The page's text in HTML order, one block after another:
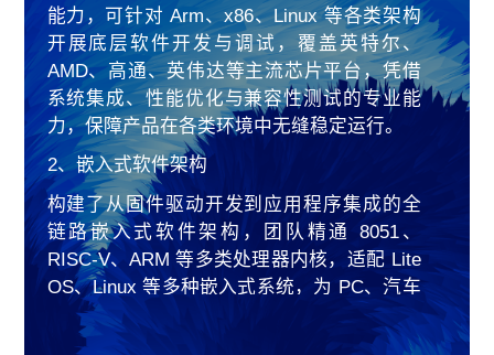
4. Sensor（传感器）
我们实现穿戴设备、音频设备等场景的传感
器高效集成，可完成血压采集、噪声抵消等
功能；通过精准电路控制与医疗级认证，兼
顾小型化与实用性，提升用户使用体验。
5. 高速互连
我们实现 112Gbps SerDes 技术量产应用，
224Gbps SerDes 方案已准备就绪，同时布局
448Gbps 技术研发；通过先进互连架构与低
损耗设计，满足数据中心、AI 应用等场景的
高带宽、低时延需求。
能力，可针对 Arm、x86、Linux 等各类架构
开展底层软件开发与调试，覆盖英特尔、
AMD、高通、英伟达等主流芯片平台，凭借
系统集成、性能优化与兼容性测试的专业能
力，保障产品在各类环境中无缝稳定运行。
2、嵌入式软件架构
构建了从固件驱动开发到应用程序集成的全
链路嵌入式软件架构，团队精通 8051、
RISC-V、ARM 等多类处理器内核，适配 Lite
OS、Linux 等多种嵌入式系统，为 PC、汽车
电子、机器人等多品类产品提供高效、智
能、稳定的嵌入式解决方案，同时为各类外